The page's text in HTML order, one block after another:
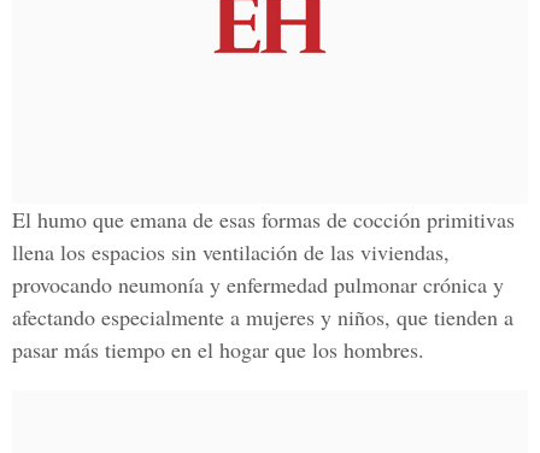
El humo que emana de esas formas de cocción primitivas
llena los espacios sin ventilación de las viviendas,
provocando neumonía y enfermedad pulmonar crónica y
afectando especialmente a mujeres y niños, que tienden a
pasar más tiempo en el hogar que los hombres.